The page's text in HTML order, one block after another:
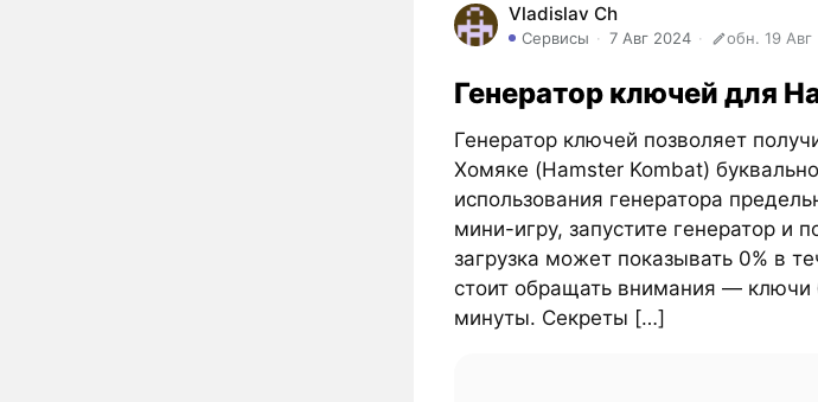
Vladislav Ch
Сервисы 7 Авг 2024 обн. 19 Авг
Генератор ключей для
Генератор ключей позволяет
Хомяке (Hamster Kombat)
использования генератора
мини-игру, запустите генератор и
загрузка может показывать 0% в
стоит обращать внимания —
минуты. Секреты […]